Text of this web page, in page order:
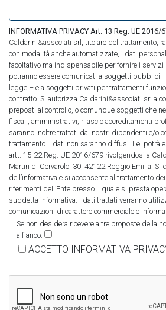
INFORMATIVA PRIVACY Art. 13 Reg. UE 2016/
Caldarini&associati srl, titolare del trattamento,
con modalità anche automatizzate, i dati
facoltativo ma indispensabile per fornire i
potranno essere comunicati a soggetti pubblici
legge – e a soggetti privati per trattamenti
contratto. Si autorizza Caldarini&associati srl a
preposti al controllo, o comunque soggetti che
fiscali, amministrativi, rilascio accreditamenti
saranno inoltre trattati dai nostri dipendenti e/o
trattamento. I dati non saranno diffusi. Lei potrà
artt. 15-22 Reg. UE 2016/679 rivolgendosi a
Martiri di Cervarolo, 30, 42122 Reggio Emilia. Si
dell’informativa e si acconsente al trattamento
riferimenti dell’Ente presso il quale si presta
suddetta informativa. I dati trattati verranno
comunicazioni di carattere commerciale e
Se non desidera ricevere altre proposte della
a fianco.
ACCETTO INFORMATIVA